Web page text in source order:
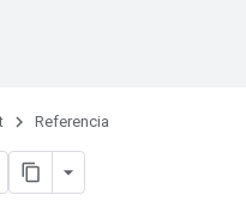
Referencia